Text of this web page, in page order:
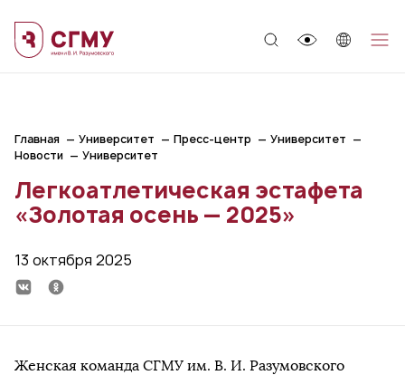
Главная Университет Пресс-центр
Университет
Новости
Университет
Легкоатлетическая эстафета
«Золотая осень — 2025»
13 октября 2025
Женская команда СГМУ им. В. И. Разумовского